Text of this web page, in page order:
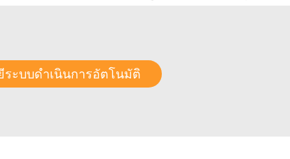
ะบบดำเนินการอัตโนมัติ